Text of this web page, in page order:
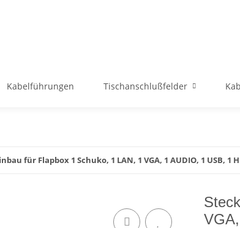
Kabelführungen Tischanschlußfelder
für Flapbox 1 Schuko, 1 LAN, 1 VGA, 1 AUDIO, 1 USB, 1